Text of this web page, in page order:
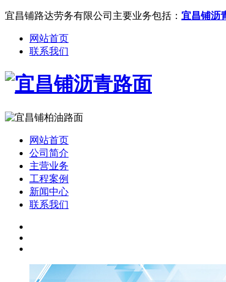
宜昌铺路达劳务有限公司主要业务包括： 宜昌铺沥
网站首页
联系我们
网站首页
公司简介
主营业务
工程案例
新闻中心
联系我们